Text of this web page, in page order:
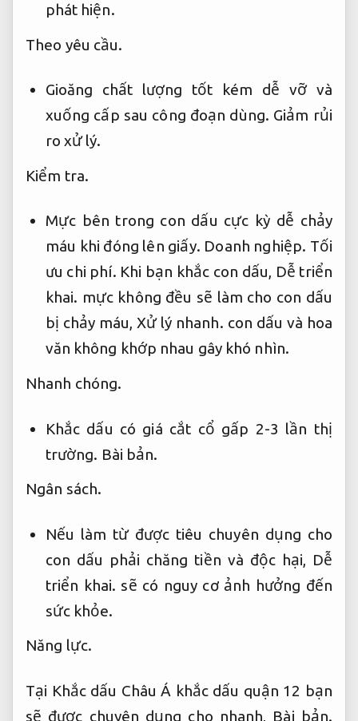
phát hiện.
Theo yêu cầu.
Gioăng chất lượng tốt kém dễ vỡ và
xuống cấp sau công đoạn dùng. Giảm rủi
ro xử lý.
Kiểm tra.
Mực bên trong con dấu cực kỳ dễ chảy
máu khi đóng lên giấy. Doanh nghiệp. Tối
ưu chi phí. Khi bạn khắc con dấu, Dễ triển
khai. mực không đều sẽ làm cho con dấu
bị chảy máu,Xử lý nhanh. con dấu và hoa
văn không khớp nhau gây khó nhìn.
Nhanh chóng.
Khắc dấu có giá cắt cổ gấp 2-3 lần thị
trường. Bài bản.
Ngân sách.
Nếu làm từ được tiêu chuyên dụng cho
con dấu phải chăng tiền và độc hại, Dễ
triển khai. sẽ có nguy cơ ảnh hưởng đến
sức khỏe.
Năng lực.
Tại Khắc dấu Châu Á khắc dấu quận 12 bạn
sẽ được chuyên dụng cho nhanh, Bài bản.